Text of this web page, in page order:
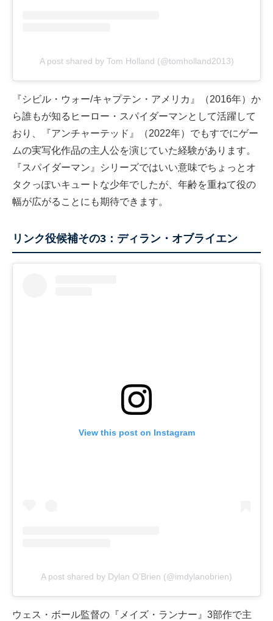
A post shared by Tom Holland (@tomholland2013)
『シビル・ウォー/キャプテン・アメリカ』（2016年）か
ら誰もが知るヒーロー・スパイダーマンとして活躍して
おり、『アンチャーテッド』（2022年）でもすでにゲー
ムの実写化作品の主人公を演じていた経験があります。
『スパイダーマン』シリーズではいい意味でちょっとオ
タクっぽいキュートな少年でしたが、年齢を重ねて役の
幅が広がることにも期待できます。
リンク役候補その3：ディラン・オブライエン
View this post on Instagram
A post shared by Dylan O’Brien (@imdylanobrien)
ウェス・ボール監督の『メイズ・ランナー』3部作で主